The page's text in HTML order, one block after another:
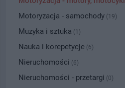
Motoryzacja - samochody (19)
Muzyka i sztuka (1)
Nauka i korepetycje (6)
Nieruchomości (6)
Nieruchomości - przetargi (0)